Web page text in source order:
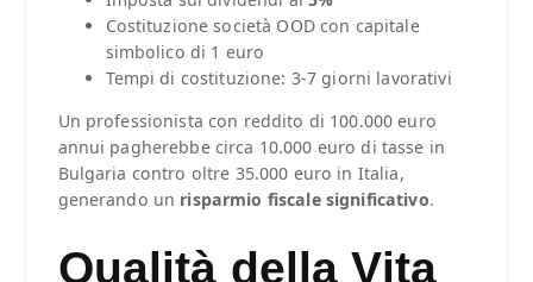
Costituzione società OOD con capitale
simbolico di 1 euro
Tempi di costituzione: 3-7 giorni lavorativi
Un professionista con reddito di 100.000 euro
annui pagherebbe circa 10.000 euro di tasse in
Bulgaria contro oltre 35.000 euro in Italia,
generando un risparmio fiscale significativo.
Qualità della Vita